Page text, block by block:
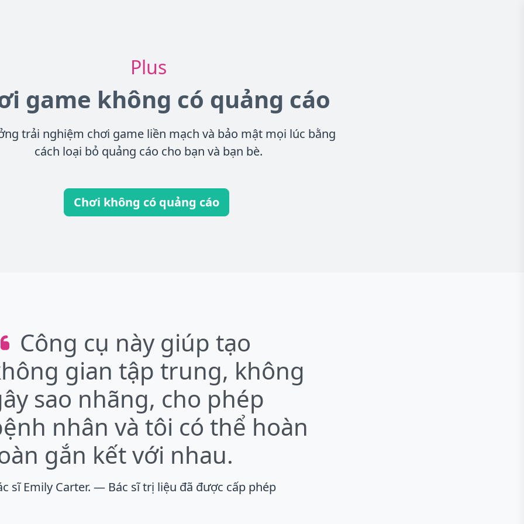
Plus
game không có quảng cáo
trải nghiệm chơi game liền mạch và bảo mật mọi lúc bằng
cách loại bỏ quảng cáo cho bạn và bạn bè.
Chơi không có quảng cáo
Công cụ này giúp tạo
gian tập trung, không
sao nhãng, cho phép
nhân và tôi có thể hoàn
gắn kết với nhau.
sĩ Emily Carter. — Bác sĩ trị liệu đã được cấp phép